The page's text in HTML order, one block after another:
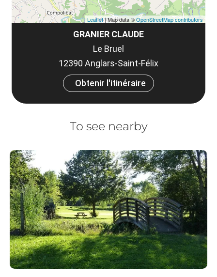
GRANIER CLAUDE
Le Bruel
12390 Anglars-Saint-Félix
Obtenir l'itinéraire
Leaflet| Map data ©OpenStreetMap contributors
To see nearby